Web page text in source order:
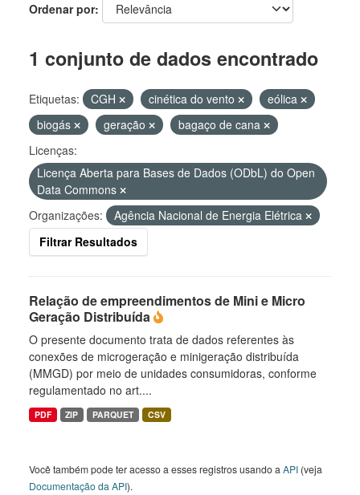
Ordenar por
1 conjunto de dados encontrado
Etiquetas: CGH cinética do vento
eólica
biogás
geração
bagaço de cana
Licenças:
Licença Aberta para Bases de Dados (ODbL) do Open
Data Commons
Organizações:
Agência Nacional de Energia Elétrica
Filtrar Resultados
Relação de empreendimentos de Mini e Micro
Geração Distribuída
O presente documento trata de dados referentes às
conexões de microgeração e minigeração distribuída
(MMGD) por meio de unidades consumidoras, conforme
regulamentado no art....
PDF ZIP PARQUET CSV
Você também pode ter acesso a esses registros usando a API (veja
Documentação da API).